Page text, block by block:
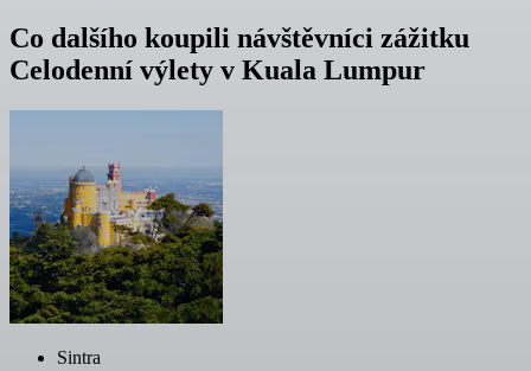
Co dalšího koupili návštěvníci zážitku
Celodenní výlety v Kuala Lumpur
Sintra